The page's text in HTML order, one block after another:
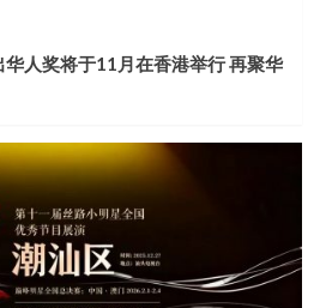
人奖将于11月在香港举行 再聚华